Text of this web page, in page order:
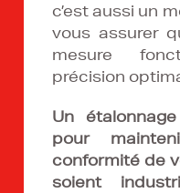
c’est aussi un
vous assurer
mesure
précision
Un
pour
conformité de
soient